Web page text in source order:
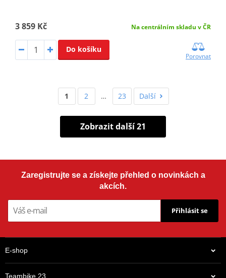
3 859 Kč Na centrálním skladu v ČR
Do košíku
Porovnat
1 2 … 23 Další
Zobrazit další 21
Zaregistrujte se a získejte přehled o novinkách a
akcích.
Přihlásit se
E-shop
Teambike 23